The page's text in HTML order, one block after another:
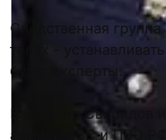
Следственная
телах -
будут эксперты.
Владимир Свиридов
армией ВВС и ПВО РФ